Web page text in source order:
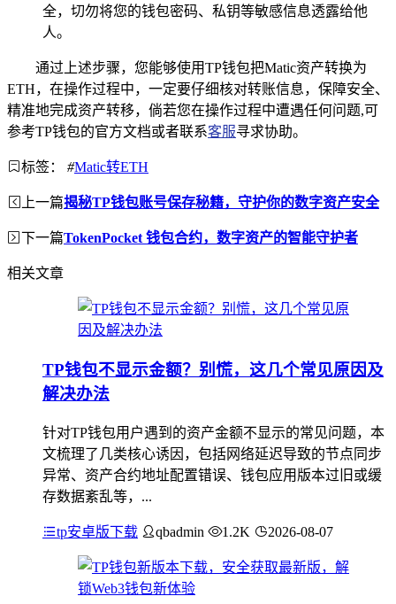
全，切勿将您的钱包密码、私钥等敏感信息透露给他
人。
通过上述步骤，您能够使用TP钱包把Matic资产转换为
ETH，在操作过程中，一定要仔细核对转账信息，保障安全、
精准地完成资产转移，倘若您在操作过程中遭遇任何问题,可
参考TP钱包的官方文档或者联系客服寻求协助。
标签： #Matic转ETH
上一篇揭秘TP钱包账号保存秘籍，守护你的数字资产安全
下一篇TokenPocket 钱包合约，数字资产的智能守护者
相关文章
TP钱包不显示金额？别慌，这几个常见原因及
解决办法
针对TP钱包用户遇到的资产金额不显示的常见问题，本
文梳理了几类核心诱因，包括网络延迟导致的节点同步
异常、资产合约地址配置错误、钱包应用版本过旧或缓
存数据紊乱等，...
tp安卓版下载 qbadmin 1.2K 2026-08-07